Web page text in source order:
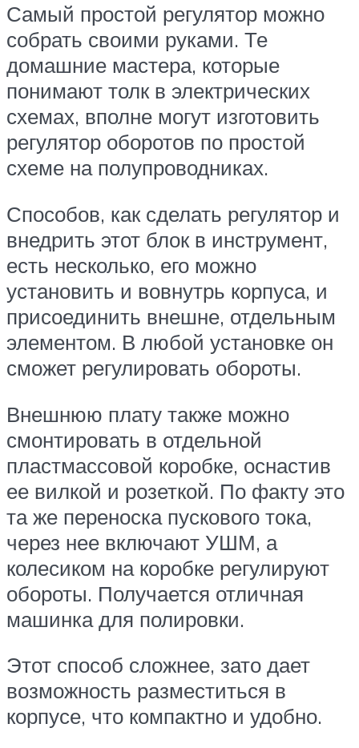
Самый простой регулятор можно
собрать своими руками. Те
домашние мастера, которые
понимают толк в электрических
схемах, вполне могут изготовить
регулятор оборотов по простой
схеме на полупроводниках.
Способов, как сделать регулятор и
внедрить этот блок в инструмент,
есть несколько, его можно
установить и вовнутрь корпуса, и
присоединить внешне, отдельным
элементом. В любой установке он
сможет регулировать обороты.
Внешнюю плату также можно
смонтировать в отдельной
пластмассовой коробке, оснастив
ее вилкой и розеткой. По факту это
та же переноска пускового тока,
через нее включают УШМ, а
колесиком на коробке регулируют
обороты. Получается отличная
машинка для полировки.
Этот способ сложнее, зато дает
возможность разместиться в
корпусе, что компактно и удобно.